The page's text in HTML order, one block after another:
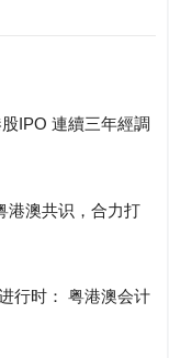
IPO 連續三年經調
港澳共识，合力打
行时： 粤港澳会计